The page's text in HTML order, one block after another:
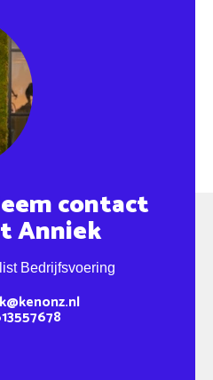
contact
Anniek
Bedrijfsvoering